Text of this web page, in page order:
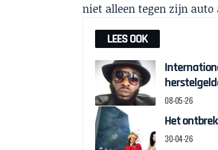
niet alleen tegen zijn auto
LEES OOK
08-05-26
Het
30-04-26